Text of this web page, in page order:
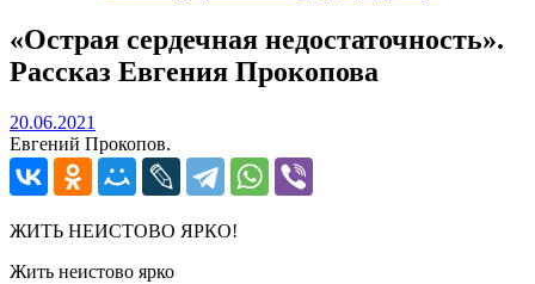
«Острая сердечная недостаточность».
Рассказ Евгения Прокопова
20.06.2021
Евгений Прокопов.
ЖИТЬ НЕИСТОВО ЯРКО!
Жить неистово ярко